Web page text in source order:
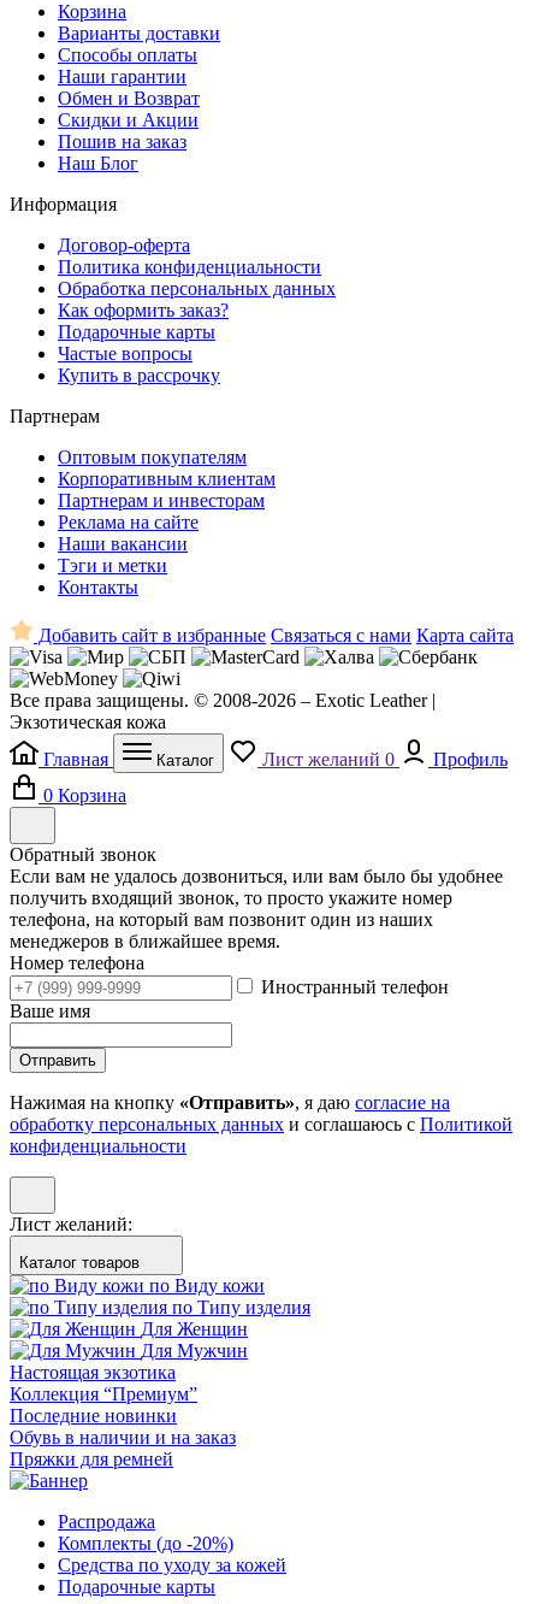
Корзина
Варианты доставки
Способы оплаты
Наши гарантии
Обмен и Возврат
Скидки и Акции
Пошив на заказ
Наш Блог
Информация
Договор-оферта
Политика конфиденциальности
Обработка персональных данных
Как оформить заказ?
Подарочные карты
Частые вопросы
Купить в рассрочку
Партнерам
Оптовым покупателям
Корпоративным клиентам
Партнерам и инвесторам
Реклама на сайте
Наши вакансии
Тэги и метки
Контакты
Добавить сайт в избранные Связаться с нами Карта сайта
Все права защищены. © 2008-2026 – Exotic Leather |
Экзотическая кожа
Главная
Каталог Лист желаний 0
Профиль
0 Корзина
Обратный звонок
Если вам не удалось дозвониться, или вам было бы удобнее
получить входящий звонок, то просто укажите номер
телефона, на который вам позвонит один из наших
менеджеров в ближайшее время.
Номер телефона
Иностранный телефон
Ваше имя
Отправить
Нажимая на кнопку «Отправить», я даю согласие на
обработку персональных данных и соглашаюсь с Политикой
конфиденциальности
Лист желаний:
Каталог товаров
по Виду кожи
по Типу изделия
Для Женщин
Для Мужчин
Настоящая экзотика
Коллекция “Премиум”
Последние новинки
Обувь в наличии и на заказ
Пряжки для ремней
Распродажа
Комплекты (до -20%)
Средства по уходу за кожей
Подарочные карты